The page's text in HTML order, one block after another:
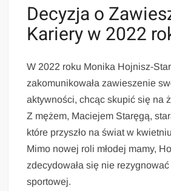
Decyzja o
Kariery w 2022
W 2022 roku Monika Hojnisz-
zakomunikowała zawieszenie
aktywności, chcąc skupić się na
Z mężem, Maciejem Staręgą,
które przyszło na świat w
Mimo nowej roli młodej mamy,
zdecydowała się nie
sportowej.